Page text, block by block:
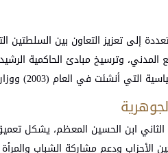
إلى تعزيز التعاون بين السلطتين
وترسيخ مبادئ الحاكمية
الثاني ابن الحسين المعظم، يشكل
الأحزاب ودعم مشاركة الشباب